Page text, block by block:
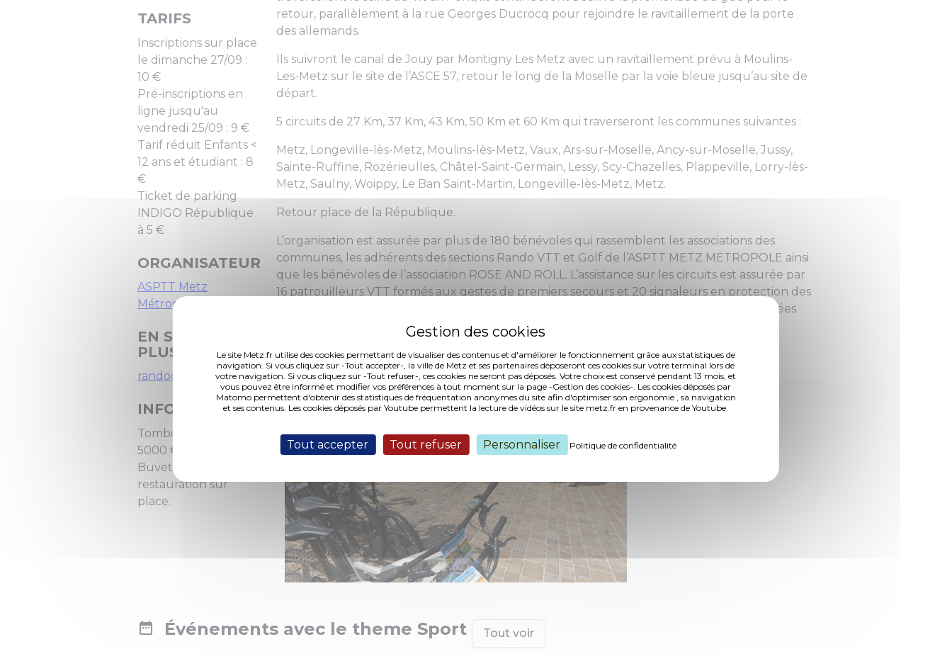
Le site Metz.fr utilise des cookies permettant de visualiser des contenus et d'améliorer le fonctionnement grâce aux statistiques de
navigation. Si vous cliquez sur -Tout accepter-, la ville de Metz et ses partenaires déposeront ces cookies sur votre terminal lors de
votre navigation. Si vous cliquez sur -Tout refuser-, ces cookies ne seront pas déposés. Votre choix est conservé pendant 13 mois, et
vous pouvez être informé et modifier vos préférences à tout moment sur la page -Gestion des cookies-. Les cookies déposés par
Matomo permettent d'obtenir des statistiques de fréquentation anonymes du site afin d'optimiser son ergonomie , sa navigation
et ses contenus. Les cookies déposés par Youtube permettent la lecture de vidéos sur le site metz.fr en provenance de Youtube.
Tout accepter Tout refuser Personnaliser Politique de confidentialité
TARIFS
Inscriptions sur place
le dimanche 27/09 :
10 €
Pré-inscriptions en
ligne jusqu'au
vendredi 25/09 : 9 €
Tarif réduit Enfants <
12 ans et étudiant : 8
€
Ticket de parking
INDIGO République
à 5 €
ORGANISATEUR
ASPTT Metz
Métropole
EN SAVOIR
PLUS
randodeslavoirs.com
INFORMATIONS
Tombola dotée de
5000 € de lots.
Buvette et
restauration sur
place.
retour, parallèlement à la rue Georges Ducrocq pour rejoindre le ravitaillement de la porte
des allemands.
Ils suivront le canal de Jouy par Montigny Les Metz avec un ravitaillement prévu à Moulins-
Les-Metz sur le site de l’ASCE 57, retour le long de la Moselle par la voie bleue jusqu’au site de
départ.
5 circuits de 27 Km, 37 Km, 43 Km, 50 Km et 60 Km qui traverseront les communes suivantes :
Metz, Longeville-lès-Metz, Moulins-lès-Metz, Vaux, Ars-sur-Moselle, Ancy-sur-Moselle, Jussy,
Sainte-Ruffine, Rozérieulles, Châtel-Saint-Germain, Lessy, Scy-Chazelles, Plappeville, Lorry-lès-
Metz, Saulny, Woippy, Le Ban Saint-Martin, Longeville-lès-Metz, Metz.
Retour place de la République.
L’organisation est assurée par plus de 180 bénévoles qui rassemblent les associations des
communes, les adhérents des sections Rando VTT et Golf de l’ASPTT METZ METROPOLE ainsi
que les bénévoles de l’association ROSE AND ROLL. L’assistance sur les circuits est assurée par
16 patrouilleurs VTT formés aux gestes de premiers secours et 20 signaleurs en protection des
traversées de routes. Présence de 2 postes de secours assurés par des infirmières diplômées
Événements avec le theme Sport Tout voir